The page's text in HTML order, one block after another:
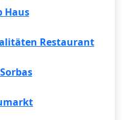
Haus
Restaurant